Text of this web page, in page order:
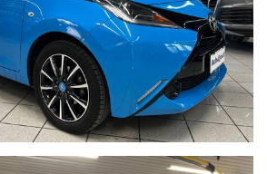
concerchi in lega da 15"esedili in
nera